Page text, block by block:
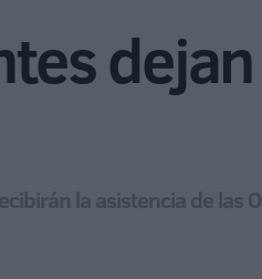
dejan
la asistencia de las